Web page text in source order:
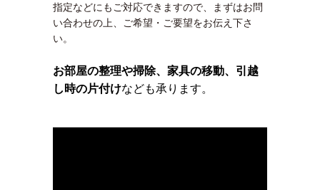
指定などにもご対応できますので、まずはお問
い合わせの上、ご希望・ご要望をお伝え下さ
い。
お部屋の整理や掃除、家具の移動、引越
し時の片付けなども承ります。